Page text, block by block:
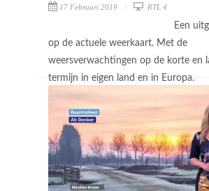
17 Februari 2019 RTL 4
Een
op de actuele weerkaart. Met de
weersverwachtingen op de korte en
termijn in eigen land en in Europa.